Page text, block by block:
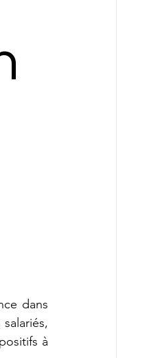
dans
à